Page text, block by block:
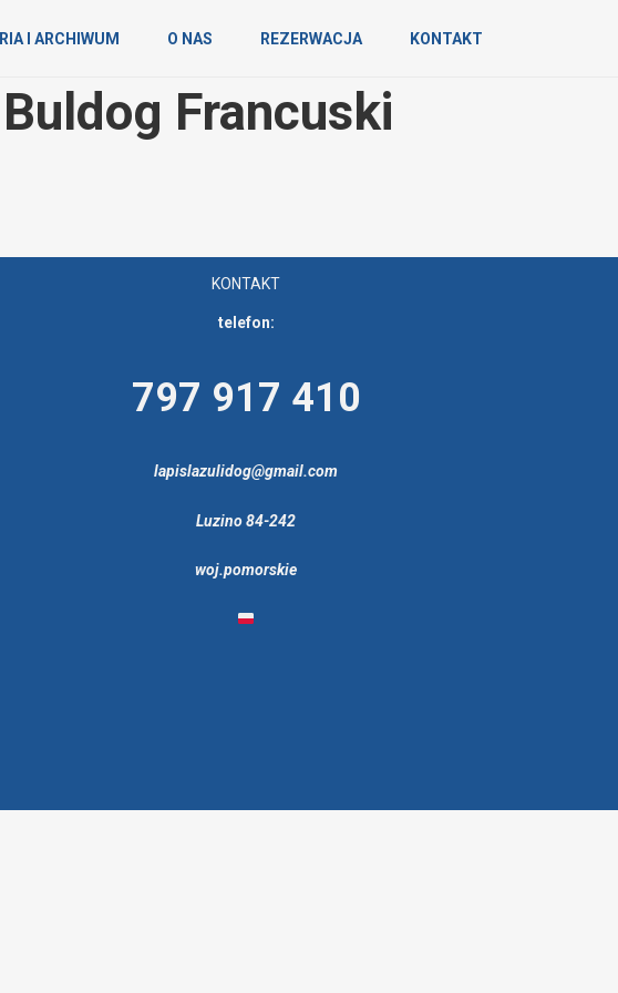
I ARCHIWUM O NAS REZERWACJA KONTAKT
Francuski
KONTAKT
telefon:
797 917 410
lapislazulidog@gmail.com
Luzino 84-242
woj.pomorskie